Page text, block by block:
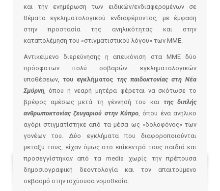
και την ενημέρωση των ειδικών/ενδιαφερομένων σε
θέματα εγκληματολογικού ενδιαφέροντος, με έμφαση
στην προστασία της ανηλικότητας και στην
καταπολέμηση του «στιγματιστικού λόγου» των ΜΜΕ.
Αντικείμενο διερεύνησης η απεικόνιση στα ΜΜΕ δύο
πρόσφατων πολύ σοβαρών εγκληματολογικών
υποθέσεων, του εγκλήματος της παιδοκτονίας στη Νέα
Σμύρνη, όπου η νεαρή μητέρα φέρεται να σκότωσε το
βρέφος αμέσως μετά τη γέννησή του και της διπλής
ανθρωποκτονίας ζευγαριού στην Κύπρο, όπου ένα ανήλικο
αγόρι στιγματίστηκε από τα μέσα ως «δολοφόνος» των
γονέων του. Δύο εγκλήματα που διαφοροποιούνται
μεταξύ τους, είχαν όμως στο επίκεντρό τους παιδιά και
προσεγγίστηκαν από τα media χωρίς την πρέπουσα
δημοσιογραφική δεοντολογία και τον απαιτούμενο
σεβασμό στην ισχύουσα νομοθεσία.